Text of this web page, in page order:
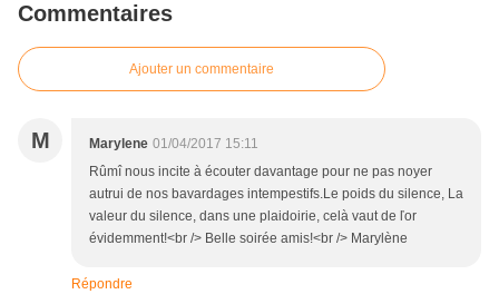
Commentaires
Ajouter un commentaire
M Marylene 01/04/2017 15:11
Rûmî nous incite à écouter davantage pour ne pas noyer
autrui de nos bavardages intempestifs.Le poids du silence, La
valeur du silence, dans une plaidoirie, celà vaut de ľor
évidemment!<br /> Belle soirée amis!<br /> Marylène
Répondre